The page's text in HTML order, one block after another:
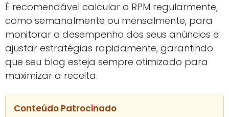
É recomendável calcular o RPM regularmente,
como semanalmente ou mensalmente, para
monitorar o desempenho dos seus anúncios e
ajustar estratégias rapidamente, garantindo
que seu blog esteja sempre otimizado para
maximizar a receita.
Conteúdo Patrocinado